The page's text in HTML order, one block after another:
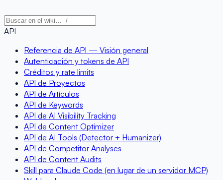
API
Referencia de API — Visión general
Autenticación y tokens de API
Créditos y rate limits
API de Proyectos
API de Artículos
API de Keywords
API de AI Visibility Tracking
API de Content Optimizer
API de AI Tools (Detector + Humanizer)
API de Competitor Analyses
API de Content Audits
Skill para Claude Code (en lugar de un servidor MCP)